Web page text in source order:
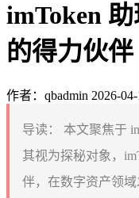
imToken
的得力伙伴
作者：qbadmin 2026-
导读：
本文聚焦于
其视为探秘对象，
伴，在数字资产领